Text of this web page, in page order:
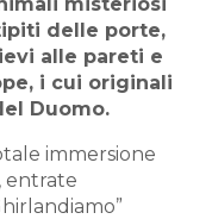
delle porte,
alle pareti e
i cui originali
Duomo.
immersione
entrate